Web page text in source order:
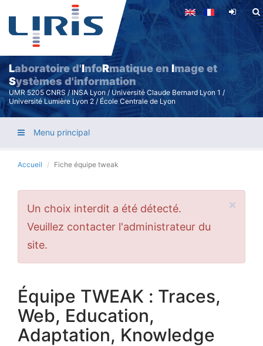
Aller
contenu
principal
Laboratoire d'InfoRmatique enImage et
Systèmes d'information
UMR 5205 CNRS / INSA Lyon / Université Claude Bernard Lyon 1 /
Université Lumière Lyon 2 / École Centrale de Lyon
Menu principal
Accueil Fiche équipe tweak
×
Message
d'erreur
Un choix interdit a été détecté.
Veuillez contacter l'administrateur du
site.
Équipe TWEAK : Traces,
Web, Education,
Adaptation, Knowledge